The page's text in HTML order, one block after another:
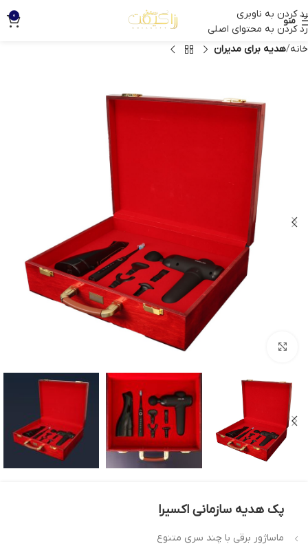
رد کردن به ناوبری
رد کردن به محتوای اصلی
منو 0
خانه هدیه برای مدیران
پک هدیه سازمانی اکسیرا
ماساژور برقی با چند سری متنوع